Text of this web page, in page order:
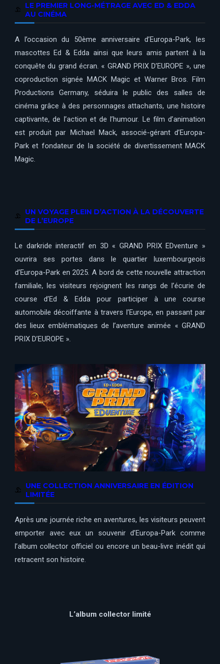
LE PREMIER LONG-MÉTRAGE AVEC ED & EDDA
AU CINÉMA
A l’occasion du 50ème anniversaire d’Europa-Park, les
mascottes Ed & Edda ainsi que leurs amis partent à la
conquête du grand écran. « GRAND PRIX D’EUROPE », une
coproduction signée MACK Magic et Warner Bros. Film
Productions Germany, séduira le public des salles de
cinéma grâce à des personnages attachants, une histoire
captivante, de l’action et de l’humour. Le film d’animation
est produit par Michael Mack, associé-gérant d’Europa-
Park et fondateur de la société de divertissement MACK
Magic.
UN VOYAGE PLEIN D’ACTION À LA DÉCOUVERTE
DE L’EUROPE
Le darkride interactif en 3D « GRAND PRIX EDventure »
ouvrira ses portes dans le quartier luxembourgeois
d’Europa-Park en 2025. A bord de cette nouvelle attraction
familiale, les visiteurs rejoignent les rangs de l’écurie de
course d’Ed & Edda pour participer à une course
automobile décoiffante à travers l’Europe, en passant par
des lieux emblématiques de l’aventure animée « GRAND
PRIX D’EUROPE ».
UNE COLLECTION ANNIVERSAIRE EN ÉDITION
LIMITÉE
Après une journée riche en aventures, les visiteurs peuvent
emporter avec eux un souvenir d’Europa-Park comme
l’album collector officiel ou encore un beau-livre inédit qui
retracent son histoire.
L’album collector limité